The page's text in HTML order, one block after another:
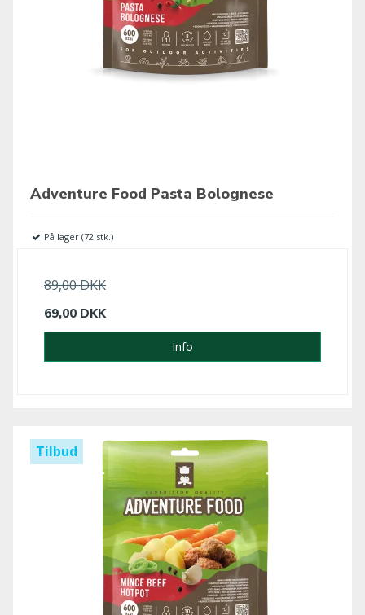
Adventure Food Pasta Bolognese
På lager (72 stk.)
89,00 DKK
69,00 DKK
Info
Tilbud